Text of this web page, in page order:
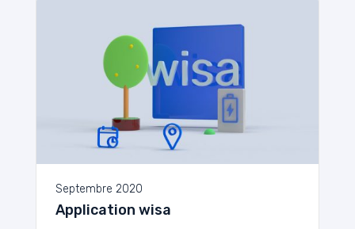
Septembre 2020
Application wisa